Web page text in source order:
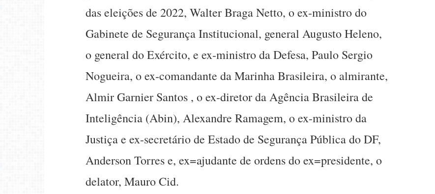
das eleições de 2022, Walter Braga Netto, o ex-ministro do
Gabinete de Segurança Institucional, general Augusto Heleno,
o general do Exército, e ex-ministro da Defesa, Paulo Sergio
Nogueira, o ex-comandante da Marinha Brasileira, o almirante,
Almir Garnier Santos , o ex-diretor da Agência Brasileira de
Inteligência (Abin), Alexandre Ramagem, o ex-ministro da
Justiça e ex-secretário de Estado de Segurança Pública do DF,
Anderson Torres e, ex=ajudante de ordens do ex=presidente, o
delator, Mauro Cid.